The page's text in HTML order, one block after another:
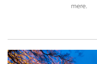
mere.